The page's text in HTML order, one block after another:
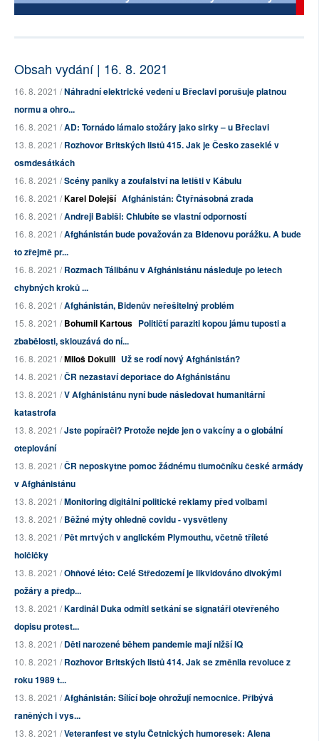
Obsah vydání | 16. 8. 2021
16. 8. 2021 /Náhradní elektrické vedení u Břeclavi porušuje platnou
normu a ohro...
16. 8. 2021 /AD: Tornádo lámalo stožáry jako sirky – u Břeclavi
13. 8. 2021 /Rozhovor Britských listů 415. Jak je Česko zaseklé v
osmdesátkách
16. 8. 2021 /Scény paniky a zoufalství na letišti v Kábulu
16. 8. 2021 /Karel Dolejší Afghánistán: Čtyřnásobná zrada
16. 8. 2021 /Andreji Babiši: Chlubíte se vlastní odporností
16. 8. 2021 /Afghánistán bude považován za Bidenovu porážku. A bude
to zřejmě pr...
16. 8. 2021 /Rozmach Tálibánu v Afghánistánu následuje po letech
chybných kroků ...
16. 8. 2021 /Afghánistán, Bidenův neřešitelný problém
15. 8. 2021 /Bohumil Kartous Političtí paraziti kopou jámu tuposti a
zbabělosti, sklouzává do ní...
16. 8. 2021 /Miloš Dokulil Už se rodí nový Afghánistán?
14. 8. 2021 /ČR nezastaví deportace do Afghánistánu
13. 8. 2021 /V Afghánistánu nyní bude následovat humanitární
katastrofa
13. 8. 2021 /Jste popírači? Protože nejde jen o vakcíny a o globální
oteplování
13. 8. 2021 /ČR neposkytne pomoc žádnému tlumočníku české armády
v Afghánistánu
13. 8. 2021 /Monitoring digitální politické reklamy před volbami
13. 8. 2021 /Běžné mýty ohledně covidu - vysvětleny
13. 8. 2021 /Pět mrtvých v anglickém Plymouthu, včetně tříleté
holčičky
13. 8. 2021 /Ohňové léto: Celé Středozemí je likvidováno divokými
požáry a předp...
13. 8. 2021 /Kardinál Duka odmítl setkání se signatáři otevřeného
dopisu protest...
13. 8. 2021 /Děti narozené během pandemie mají nižší IQ
10. 8. 2021 /Rozhovor Britských listů 414. Jak se změnila revoluce z
roku 1989 t...
13. 8. 2021 /Afghánistán: Sílící boje ohrožují nemocnice. Přibývá
raněných i vys...
13. 8. 2021 /Veteranfest ve stylu Četnických humoresek: Alena